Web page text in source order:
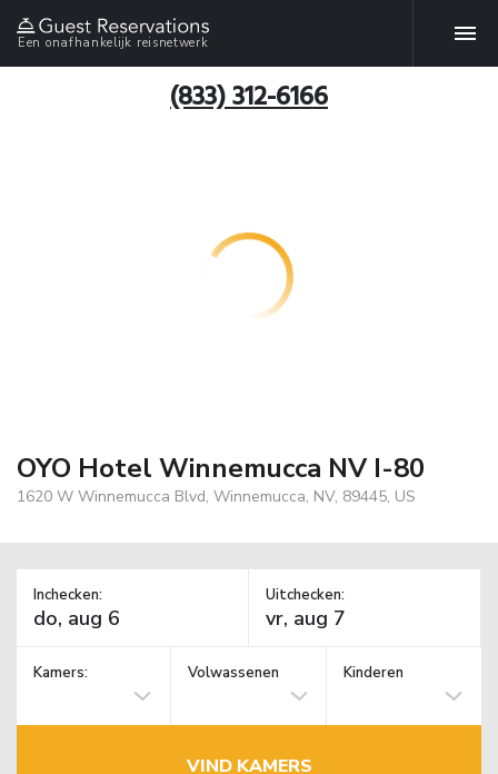
Een onafhankelijk reisnetwerk
(833) 312-6166
OYO Hotel Winnemucca NV I-80
1620 W Winnemucca Blvd, Winnemucca, NV, 89445, US
Inchecken: Uitchecken:
Kamers: Volwassenen Kinderen
VIND KAMERS